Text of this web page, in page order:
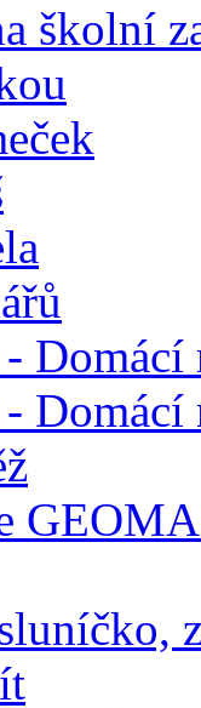
školní
Domácí
Domácí